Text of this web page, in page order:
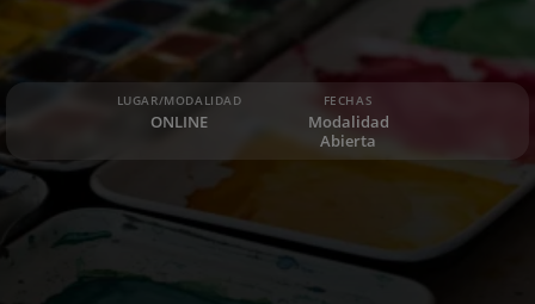
LUGAR/MODALIDAD
ONLINE
FECHAS
Modalidad
Abierta